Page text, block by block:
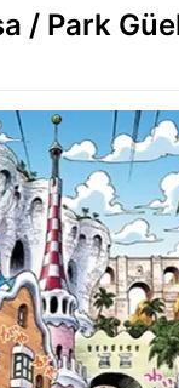
/ Park